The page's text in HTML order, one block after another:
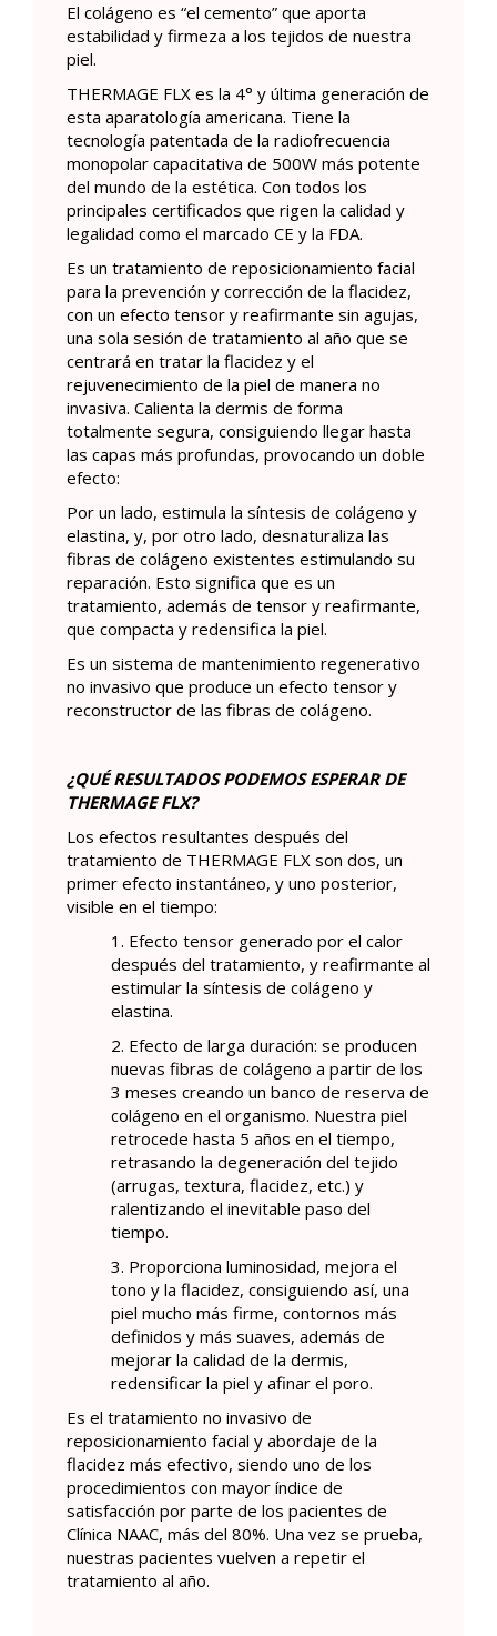
El colágeno es “el cemento” que aporta
estabilidad y firmeza a los tejidos de nuestra
piel.
THERMAGE FLX es la 4° y última generación de
esta aparatología americana. Tiene la
tecnología patentada de la radiofrecuencia
monopolar capacitativa de 500W más potente
del mundo de la estética. Con todos los
principales certificados que rigen la calidad y
legalidad como el marcado CE y la FDA.
Es un tratamiento de reposicionamiento facial
para la prevención y corrección de la flacidez,
con un efecto tensor y reafirmante sin agujas,
una sola sesión de tratamiento al año que se
centrará en tratar la flacidez y el
rejuvenecimiento de la piel de manera no
invasiva. Calienta la dermis de forma
totalmente segura, consiguiendo llegar hasta
las capas más profundas, provocando un doble
efecto:
Por un lado, estimula la síntesis de colágeno y
elastina, y, por otro lado, desnaturaliza las
fibras de colágeno existentes estimulando su
reparación. Esto significa que es un
tratamiento, además de tensor y reafirmante,
que compacta y redensifica la piel.
Es un sistema de mantenimiento regenerativo
no invasivo que produce un efecto tensor y
reconstructor de las fibras de colágeno.
¿QUÉ RESULTADOS PODEMOS ESPERAR DE
THERMAGE FLX?
Los efectos resultantes después del
tratamiento de THERMAGE FLX son dos, un
primer efecto instantáneo, y uno posterior,
visible en el tiempo:
1. Efecto tensor generado por el calor
después del tratamiento, y reafirmante al
estimular la síntesis de colágeno y
elastina.
2. Efecto de larga duración: se producen
nuevas fibras de colágeno a partir de los
3 meses creando un banco de reserva de
colágeno en el organismo. Nuestra piel
retrocede hasta 5 años en el tiempo,
retrasando la degeneración del tejido
(arrugas, textura, flacidez, etc.) y
ralentizando el inevitable paso del
tiempo.
3. Proporciona luminosidad, mejora el
tono y la flacidez, consiguiendo así, una
piel mucho más firme, contornos más
definidos y más suaves, además de
mejorar la calidad de la dermis,
redensificar la piel y afinar el poro.
Es el tratamiento no invasivo de
reposicionamiento facial y abordaje de la
flacidez más efectivo, siendo uno de los
procedimientos con mayor índice de
satisfacción por parte de los pacientes de
Clínica NAAC, más del 80%. Una vez se prueba,
nuestras pacientes vuelven a repetir el
tratamiento al año.